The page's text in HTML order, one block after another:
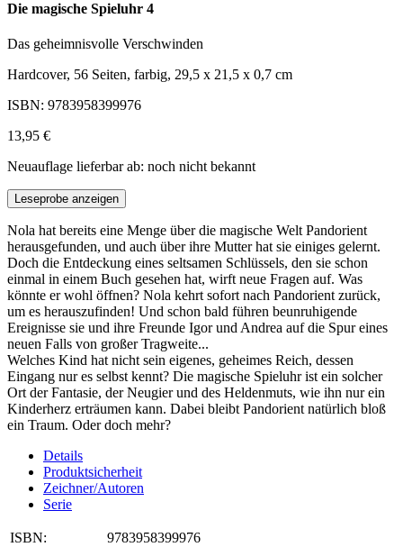
Die magische Spieluhr 4
Das geheimnisvolle Verschwinden
Hardcover, 56 Seiten, farbig, 29,5 x 21,5 x 0,7 cm
ISBN: 9783958399976
13,95 €
Neuauflage lieferbar ab: noch nicht bekannt
Leseprobe anzeigen
Nola hat bereits eine Menge über die magische Welt Pandorient
herausgefunden, und auch über ihre Mutter hat sie einiges gelernt.
Doch die Entdeckung eines seltsamen Schlüssels, den sie schon
einmal in einem Buch gesehen hat, wirft neue Fragen auf. Was
könnte er wohl öffnen? Nola kehrt sofort nach Pandorient zurück,
um es herauszufinden! Und schon bald führen beunruhigende
Ereignisse sie und ihre Freunde Igor und Andrea auf die Spur eines
neuen Falls von großer Tragweite...
Welches Kind hat nicht sein eigenes, geheimes Reich, dessen
Eingang nur es selbst kennt? Die magische Spieluhr ist ein solcher
Ort der Fantasie, der Neugier und des Heldenmuts, wie ihn nur ein
Kinderherz erträumen kann. Dabei bleibt Pandorient natürlich bloß
ein Traum. Oder doch mehr?
Details
Produktsicherheit
Zeichner/Autoren
Serie
ISBN:
9783958399976